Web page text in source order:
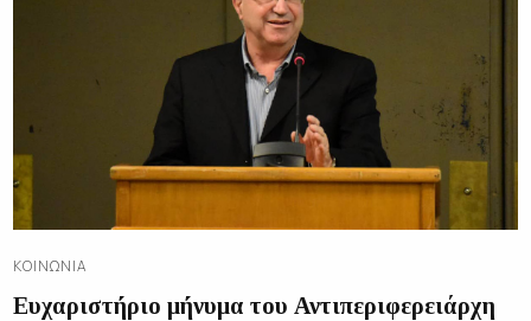
ΚΟΙΝΩΝΊΑ
Ευχαριστήριο μήνυμα του Αντιπεριφερειάρχη